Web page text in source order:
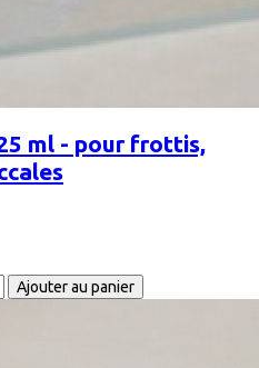
ml - pour frottis,